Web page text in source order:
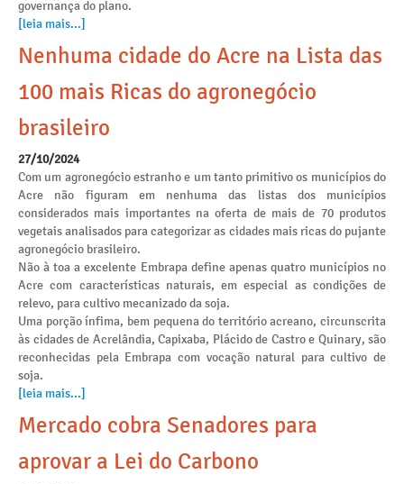
governança do plano.
[leia mais...]
Nenhuma cidade do Acre na Lista das
100 mais Ricas do agronegócio
brasileiro
27/10/2024
Com um agronegócio estranho e um tanto primitivo os municípios do
Acre não figuram em nenhuma das listas dos municípios
considerados mais importantes na oferta de mais de 70 produtos
vegetais analisados para categorizar as cidades mais ricas do pujante
agronegócio brasileiro.
Não à toa a excelente Embrapa define apenas quatro municípios no
Acre com características naturais, em especial as condições de
relevo, para cultivo mecanizado da soja.
Uma porção ínfima, bem pequena do território acreano, circunscrita
às cidades de Acrelândia, Capixaba, Plácido de Castro e Quinary, são
reconhecidas pela Embrapa com vocação natural para cultivo de
soja.
[leia mais...]
Mercado cobra Senadores para
aprovar a Lei do Carbono